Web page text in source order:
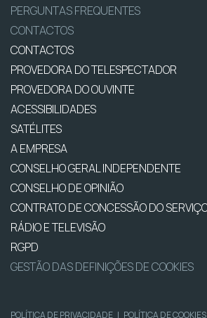
PERGUNTAS FREQUENTES
CONTACTOS
CONTACTOS
PROVEDORA DO TELESPECTADOR
PROVEDORA DO OUVINTE
ACESSIBILIDADES
SATÉLITES
A EMPRESA
CONSELHO GERAL INDEPENDENTE
CONSELHO DE OPINIÃO
CONTRATO DE CONCESSÃO DO
RÁDIO E TELEVISÃO
RGPD
GESTÃO DAS DEFINIÇÕES DE COOKIES
POLÍTICA DE PRIVACIDADE | POLÍTICA DE COOKIES